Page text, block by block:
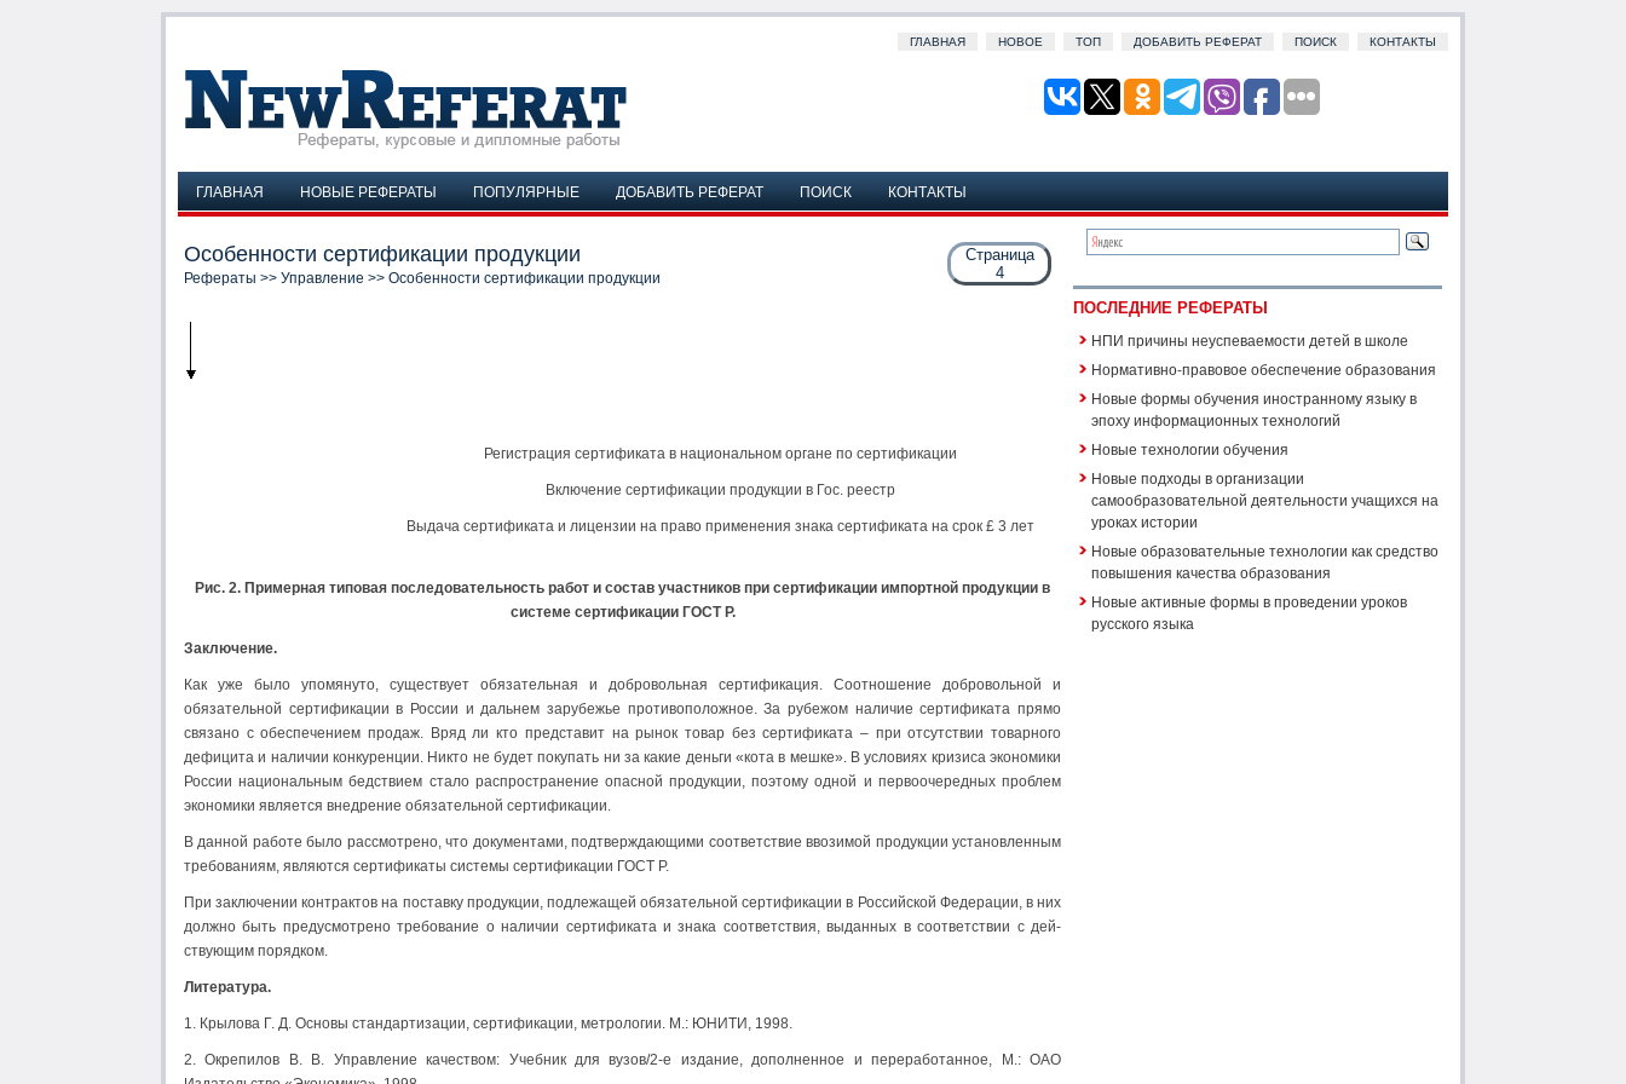
ГЛАВНАЯ НОВОЕ ТОП ДОБАВИТЬ РЕФЕРАТ ПОИСК КОНТАКТЫ
ГЛАВНАЯ НОВЫЕ РЕФЕРАТЫ ПОПУЛЯРНЫЕ ДОБАВИТЬ РЕФЕРАТ ПОИСК КОНТАКТЫ
Страница
4
Особенности сертификации продукции
Рефераты >> Управление >> Особенности сертификации продукции
Регистрация сертификата в национальном органе по сертификации
Включение сертификации продукции в Гос. реестр
Выдача сертификата и лицензии на право применения знака сертификата на срок £ 3 лет
Рис. 2. Примерная типовая последовательность работ и состав участников при сертификации импортной продукции в
системе сертификации ГОСТ Р.
Заключение.
Как уже было упомянуто, существует обязательная и добровольная сертификация. Соотношение добровольной и
обязательной сертификации в России и дальнем зарубежье противоположное. За рубежом наличие сертификата прямо
связано с обеспечением продаж. Вряд ли кто представит на рынок товар без сертификата – при отсутствии товарного
дефицита и наличии конкуренции. Никто не будет покупать ни за какие деньги «кота в мешке». В условиях кризиса экономики
России национальным бедствием стало распространение опасной продукции, поэтому одной и первоочередных проблем
экономики является внедрение обязательной сертификации.
В данной работе было рассмотрено, что документами, подтверждающими соответствие ввозимой продукции устано­вленным
требованиям, являются сертификаты системы сертификации ГОСТ Р.
При заключении контрактов на поставку продукции, подлежащей обязательной сертификации в Российской Федерации, в них
должно быть предусмотрено требо­вание о наличии сертификата и знака соответствия, выданных в соответствии с дей­
ствующим порядком.
Литература.
1. Крылова Г. Д. Основы стандартизации, сертификации, метрологии. М.: ЮНИТИ, 1998.
2. Окрепилов В. В. Управление качеством: Учебник для вузов/2-е издание, дополненное и переработанное, М.: ОАО
ПОСЛЕДНИЕ РЕФЕРАТЫ
НПИ причины неуспеваемости детей в школе
Нормативно-правовое обеспечение образования
Новые формы обучения иностранному языку в
эпоху информационных технологий
Новые технологии обучения
Новые подходы в организации
самообразовательной деятельности учащихся на
уроках истории
Новые образовательные технологии как средство
повышения качества образования
Новые активные формы в проведении уроков
русского языка